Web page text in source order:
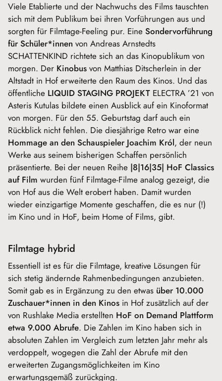
Viele Etablierte und der Nachwuchs des Films tauschten
sich mit dem Publikum bei ihren Vorführungen aus und
sorgten für Filmtage-Feeling pur. Eine Sondervorführung
für Schüler*innen von Andreas Arnstedts
SCHATTENKIND richtete sich an das Kinopublikum von
morgen. Der Kinobus von Matthias Ditscherlein in der
Altstadt in Hof erweiterte den Raum des Kinos. Und das
öffentliche LIQUID STAGING PROJEKT ELECTRA ’21 von
Asteris Kutulas bildete einen Ausblick auf ein Kinoformat
von morgen. Für den 55. Geburtstag darf auch ein
Rückblick nicht fehlen. Die diesjährige Retro war eine
Hommage an den Schauspieler Joachim Król, der neun
Werke aus seinem bisherigen Schaffen persönlich
präsentierte. Bei der neuen Reihe |8|16|35| HoF Classics
auf Film wurden fünf Filmtage-Filme analog gezeigt, die
von Hof aus die Welt erobert haben. Damit wurden
wieder einzigartige Momente geschaffen, die es nur (!)
im Kino und in HoF, beim Home of Films, gibt.
Filmtage hybrid
Essentiell ist es für die Filmtage, kreative Lösungen für
sich stetig ändernde Rahmenbedingungen anzubieten.
Somit gab es in Ergänzung zu den etwas über 10.000
Zuschauer*innen in den Kinos in Hof zusätzlich auf der
von Rushlake Media erstellten HoF on Demand Plattform
etwa 9.000 Abrufe. Die Zahlen im Kino haben sich in
absoluten Zahlen im Vergleich zum letzten Jahr mehr als
verdoppelt, wogegen die Zahl der Abrufe mit den
erweiterten Zugangsmöglichkeiten im Kino
erwartungsgemäß zurückging.